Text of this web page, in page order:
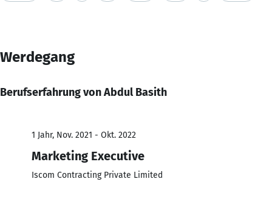
Werdegang
Berufserfahrung von Abdul Basith
1 Jahr, Nov. 2021 - Okt. 2022
Marketing Executive
Iscom Contracting Private Limited